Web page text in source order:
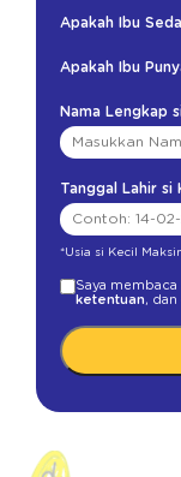
Apakah Ibu
Apakah Ibu
Nama Lengkap
Tanggal Lahir si
*Usia si Kecil
Saya
ketentuan, dan